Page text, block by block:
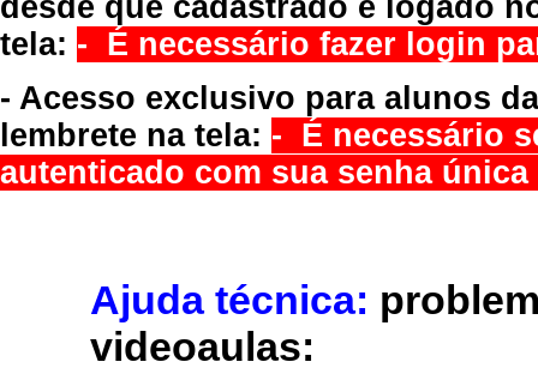
tela: - É necessário fazer login
- Acesso exclusivo para alunos
lembrete na tela: - É necessário
autenticado com sua senha
Ajuda técnica:
videoaulas: